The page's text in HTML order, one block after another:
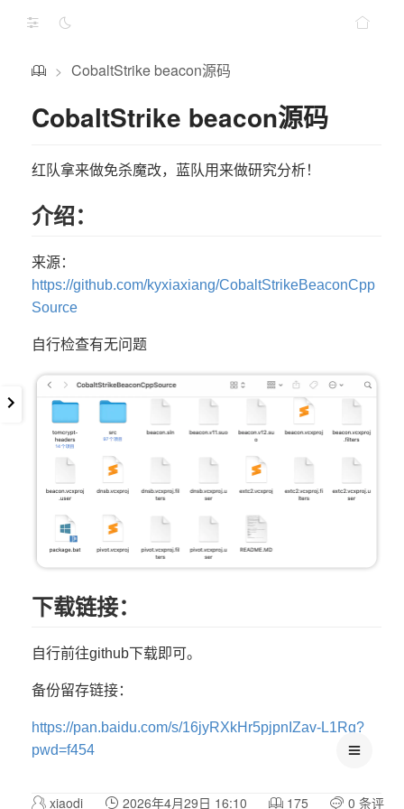
> CobaltStrike beacon源码
CobaltStrike beacon源码
红队拿来做免杀魔改，蓝队用来做研究分析！
介绍：
来源：
https://github.com/kyxiaxiang/CobaltStrikeBeaconCpp
Source
自行检查有无问题
下载链接：
自行前往github下载即可。
备份留存链接：
https://pan.baidu.com/s/16jyRXkHr5pjpnIZav-L1Rg?
pwd=f454
xiaodi 2026年4月29日 16:10 175 0 条评